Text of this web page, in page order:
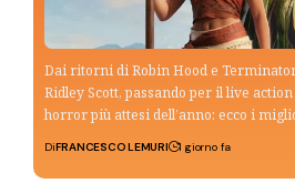
Dai ritorni di Robin Hood e
Ridley Scott, passando per il live
horror più attesi dell’anno: ecco i
DiFRANCESCO LEMURI 1 giorno fa